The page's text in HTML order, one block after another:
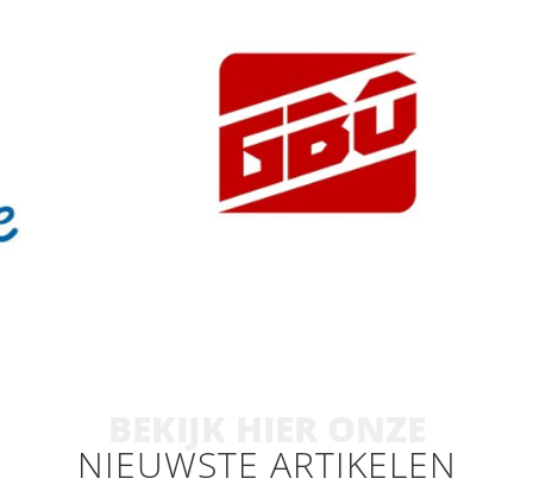
NIEUWSTE ARTIKELEN